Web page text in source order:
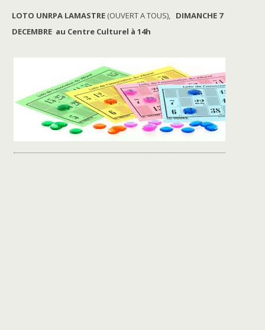
LOTO UNRPA LAMASTRE (OUVERT A TOUS), DIMANCHE 7
DECEMBRE au Centre Culturel à 14h